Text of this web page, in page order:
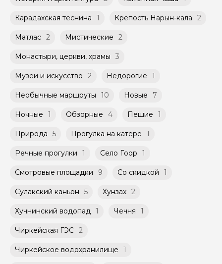
Карадахская теснина 1 Крепость Нарын-кала 2
Матлас 2 Мистические 2
Монастыри, церкви, храмы 3
Музеи и искусство 2 Недорогие 1
Необычные маршруты 10 Новые 7
Ночные 1 Обзорные 4 Пешие 1
Природа 5 Прогулка на катере 1
Речные прогулки 1 Село Гоор 1
Смотровые площадки 9 Со скидкой 1
Сулакский каньон 5 Хунзах 2
Хучнинский водопад 1 Чечня 1
Чиркейская ГЭС 2
Чиркейское водохранилище 1